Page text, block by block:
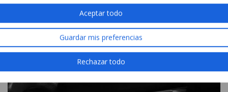
Rechazar todo
Guardar mis preferencias
Aceptar todo